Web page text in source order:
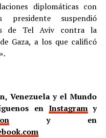
diplomáticas con
suspendió
de Tel Aviv contra la
Gaza, a los que calificó
Venezuela y el Mundo
en Instagramy
y en